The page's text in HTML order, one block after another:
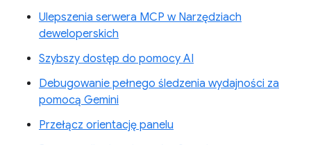
Ulepszenia serwera MCP w Narzędziach
deweloperskich
Szybszy dostęp do pomocy AI
Debugowanie pełnego śledzenia wydajności za
pomocą Gemini
Przełącz orientację panelu